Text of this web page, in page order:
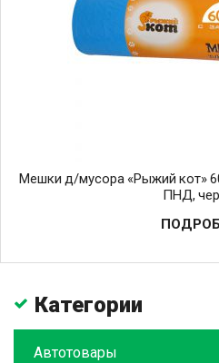
Мешки д/мусора «Рыжий кот»
ПНД,
Категории
Автотовары